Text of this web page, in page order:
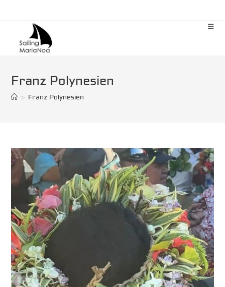
Franz Polynesien
> Franz Polynesien